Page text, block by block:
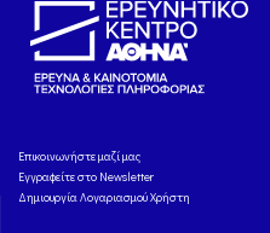
Eπικοινωνήστε μαζί μας
Εγγραφείτε στο Newsletter
Δημιουργία Λογαριασμού Χρήστη